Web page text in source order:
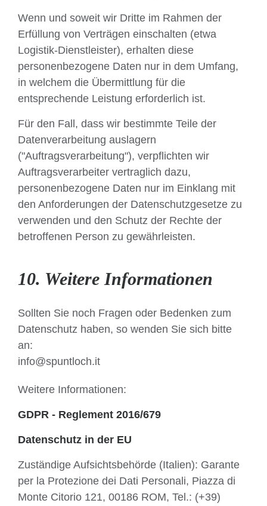
Wenn und soweit wir Dritte im Rahmen der
Erfüllung von Verträgen einschalten (etwa
Logistik-Dienstleister), erhalten diese
personenbezogene Daten nur in dem Umfang,
in welchem die Übermittlung für die
entsprechende Leistung erforderlich ist.
Für den Fall, dass wir bestimmte Teile der
Datenverarbeitung auslagern
("Auftragsverarbeitung"), verpflichten wir
Auftragsverarbeiter vertraglich dazu,
personenbezogene Daten nur im Einklang mit
den Anforderungen der Datenschutzgesetze zu
verwenden und den Schutz der Rechte der
betroffenen Person zu gewährleisten.
10. Weitere Informationen
Sollten Sie noch Fragen oder Bedenken zum
Datenschutz haben, so wenden Sie sich bitte
an:
info@spuntloch.it
Weitere Informationen:
GDPR - Reglement 2016/679
Datenschutz in der EU
Zuständige Aufsichtsbehörde (Italien): Garante
per la Protezione dei Dati Personali, Piazza di
Monte Citorio 121, 00186 ROM, Tel.: (+39)